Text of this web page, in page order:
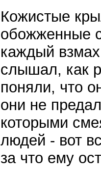
Кожистые
обожженные
каждый
слышал, как
поняли, что
они не
которыми
людей - вот
за что ему